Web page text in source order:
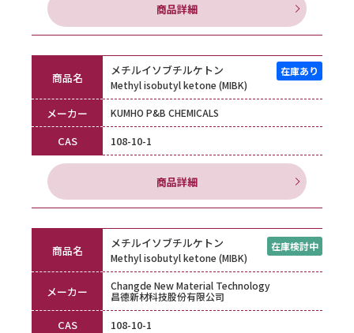
商品詳細
商品名 メチルイソブチルケトン
Methyl isobutyl ketone (MIBK)
メーカー KUMHO P&B CHEMICALS
CAS 108-10-1
商品詳細
商品名 メチルイソブチルケトン
Methyl isobutyl ketone (MIBK)
メーカー
Changde New Material Technology
昌德新材科技股份有限公司
CAS 108-10-1